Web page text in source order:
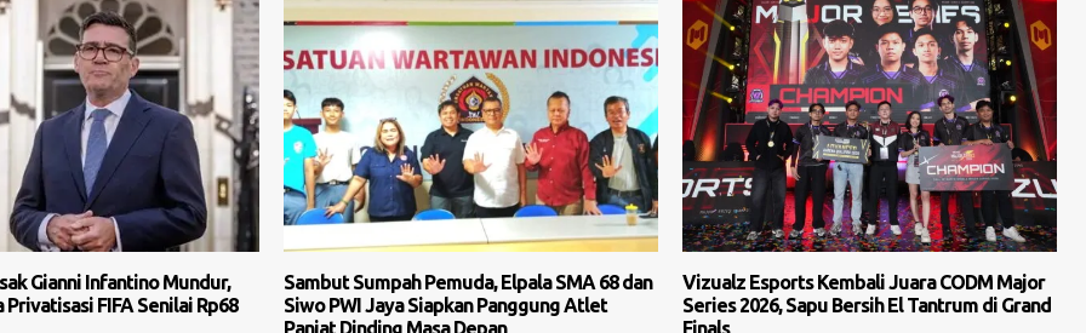
Gianni Infantino Mundur,
FIFA Senilai Rp68
Sambut Sumpah Pemuda, Elpala SMA 68 dan
Siwo PWI Jaya Siapkan Panggung Atlet
Panjat Dinding Masa Depan
Vizualz Esports Kembali Juara CODM Major
Series 2026, Sapu Bersih El Tantrum di Grand
Finals